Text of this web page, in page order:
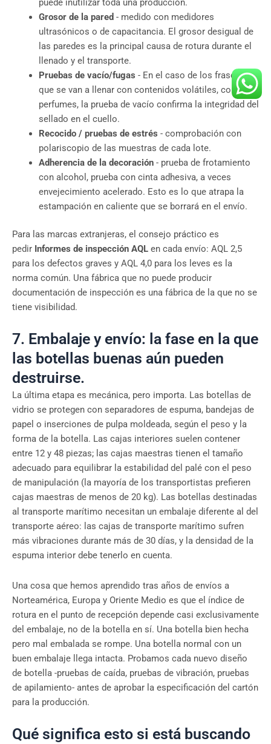
puede inutilizar toda una producción.
Grosor de la pared - medido con medidores
ultrasónicos o de capacitancia. El grosor desigual de
las paredes es la principal causa de rotura durante el
llenado y el transporte.
Pruebas de vacío/fugas - En el caso de los frascos
que se van a llenar con contenidos volátiles, como
perfumes, la prueba de vacío confirma la integridad del
sellado en el cuello.
Recocido / pruebas de estrés - comprobación con
polariscopio de las muestras de cada lote.
Adherencia de la decoración- prueba de frotamiento
con alcohol, prueba con cinta adhesiva, a veces
envejecimiento acelerado. Esto es lo que atrapa la
estampación en caliente que se borrará en el envío.
Para las marcas extranjeras, el consejo práctico es
pedir Informes de inspección AQL en cada envío: AQL 2,5
para los defectos graves y AQL 4,0 para los leves es la
norma común. Una fábrica que no puede producir
documentación de inspección es una fábrica de la que no se
tiene visibilidad.
7. Embalaje y envío: la fase en la que
las botellas buenas aún pueden
destruirse.
La última etapa es mecánica, pero importa. Las botellas de
vidrio se protegen con separadores de espuma, bandejas de
papel o inserciones de pulpa moldeada, según el peso y la
forma de la botella. Las cajas interiores suelen contener
entre 12 y 48 piezas; las cajas maestras tienen el tamaño
adecuado para equilibrar la estabilidad del palé con el peso
de manipulación (la mayoría de los transportistas prefieren
cajas maestras de menos de 20 kg). Las botellas destinadas
al transporte marítimo necesitan un embalaje diferente al del
transporte aéreo: las cajas de transporte marítimo sufren
más vibraciones durante más de 30 días, y la densidad de la
espuma interior debe tenerlo en cuenta.
Una cosa que hemos aprendido tras años de envíos a
Norteamérica, Europa y Oriente Medio es que el índice de
rotura en el punto de recepción depende casi exclusivamente
del embalaje, no de la botella en sí. Una botella bien hecha
pero mal embalada se rompe. Una botella normal con un
buen embalaje llega intacta. Probamos cada nuevo diseño
de botella -pruebas de caída, pruebas de vibración, pruebas
de apilamiento- antes de aprobar la especificación del cartón
para la producción.
Qué significa esto si está buscando